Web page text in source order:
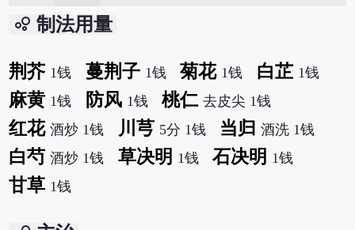
bubble_chart 制法用量
荆芥 1钱 蔓荆子 1钱 菊花 1钱 白芷 1钱
麻黄 1钱 防风 1钱 桃仁 去皮尖 1钱
红花 酒炒 1钱 川芎 5分 1钱 当归 酒洗 1钱
白芍 酒炒 1钱 草决明 1钱 石决明 1钱
甘草 1钱